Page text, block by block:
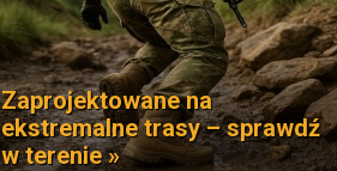
Zaprojektowane na
ekstremalne trasy – sprawdź
w terenie »